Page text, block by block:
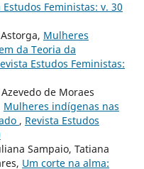
Estudos Feministas: v. 30
Mulheres
da Teoria da
Estudos Feministas:
de Moraes
Mulheres indígenas nas
, Revista Estudos
Sampaio, Tatiana
Um corte na alma: